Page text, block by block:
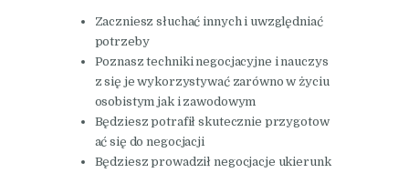
Zaczniesz słuchać innych i uwzględniać
potrzeby
Poznasz techniki negocjacyjne i nauczys
z się je wykorzystywać zarówno w życiu
osobistym jak i zawodowym
Będziesz potrafił skutecznie przygotow
ać się do negocjacji
Będziesz prowadził negocjacje ukierunk